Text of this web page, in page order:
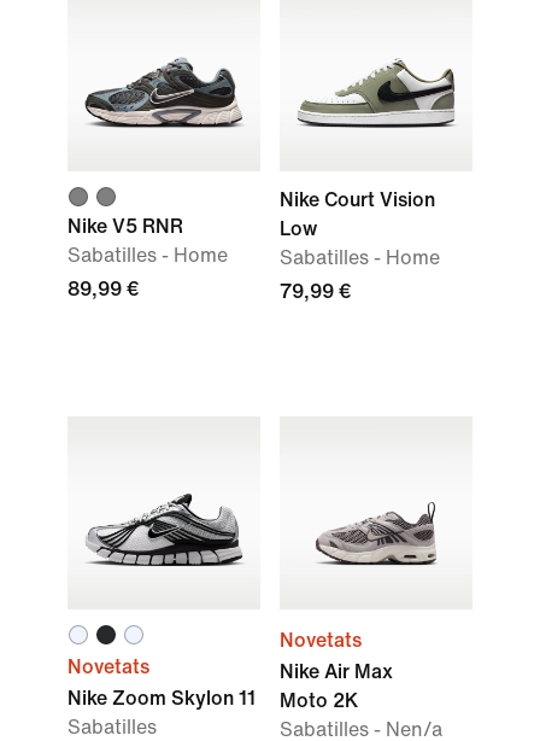
Nike V5 RNR
Sabatilles - Home
89,99 €
Nike Court Vision
Low
Sabatilles - Home
79,99 €
Novetats
Nike Zoom Skylon 11
Sabatilles
Novetats
Nike Air Max
Moto 2K
Sabatilles - Nen/a